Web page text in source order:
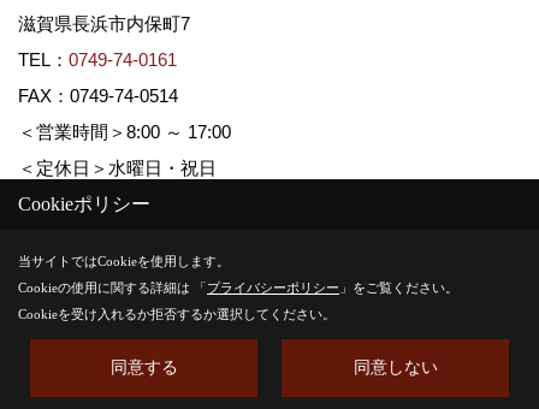
滋賀県長浜市内保町7
TEL： 0749-74-0161
FAX：0749-74-0514
＜営業時間＞8:00 ～ 17:00
＜定休日＞水曜日・祝日
Copyright (c) Uchiboseizai. All Rights Reserved.
Produced byゴデスクリエイト
Cookieポリシー
当サイトではCookieを使用します。
Cookieの使用に関する詳細は 「プライバシーポリシー 」をご覧ください。
Cookieを受け入れるか拒否するか選択してください。
同意する 同意しない